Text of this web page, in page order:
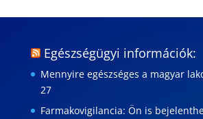
Egészségügyi információk:
Mennyire egészséges a magyar
27
Farmakovigilancia: Ön is